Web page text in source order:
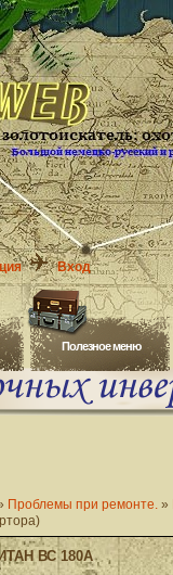
Вход
Полезное меню
Проблемы при ремонте. »
ВС 180А